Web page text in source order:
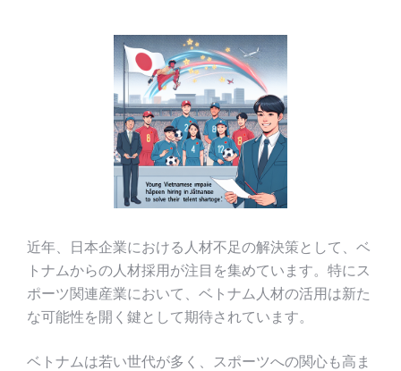
近年、日本企業における人材不足の解決策として、ベ
トナムからの人材採用が注目を集めています。特にス
ポーツ関連産業において、ベトナム人材の活用は新た
な可能性を開く鍵として期待されています。
ベトナムは若い世代が多く、スポーツへの関心も高ま